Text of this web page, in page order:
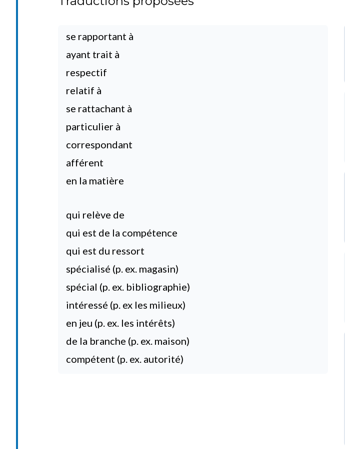
se rapportant à
ayant trait à
respectif
relatif à
se rattachant à
particulier à
correspondant
afférent
en la matière
qui relève de
qui est de la compétence
qui est du ressort
spécialisé (p. ex. magasin)
spécial (p. ex. bibliographie)
intéressé (p. ex les milieux)
en jeu (p. ex. les intérêts)
de la branche (p. ex. maison)
compétent (p. ex. autorité)